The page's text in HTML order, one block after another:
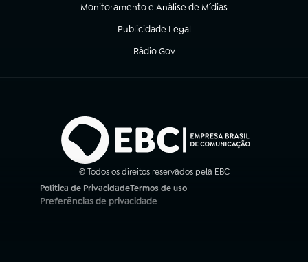
Monitoramento e Análise de Mídias
(abre em nova aba)
Publicidade Legal
(abre em nova aba)
Rádio Gov
(abre em nova aba)
© Todos os direitos reservados pela EBC
Política de Privacidade
(abre em nova aba)
Termos de uso
(abre em nova aba)
Preferências de privacidade